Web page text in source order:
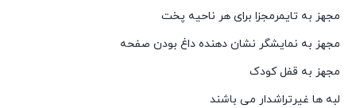
مجهز به تایمرمجزا برای هر ناحیه پخت
مجهز به نمایشگر نشان دهنده داغ بودن صفحه
مجهز به قفل کودک
لبه ها غیرتراشدار می باشند